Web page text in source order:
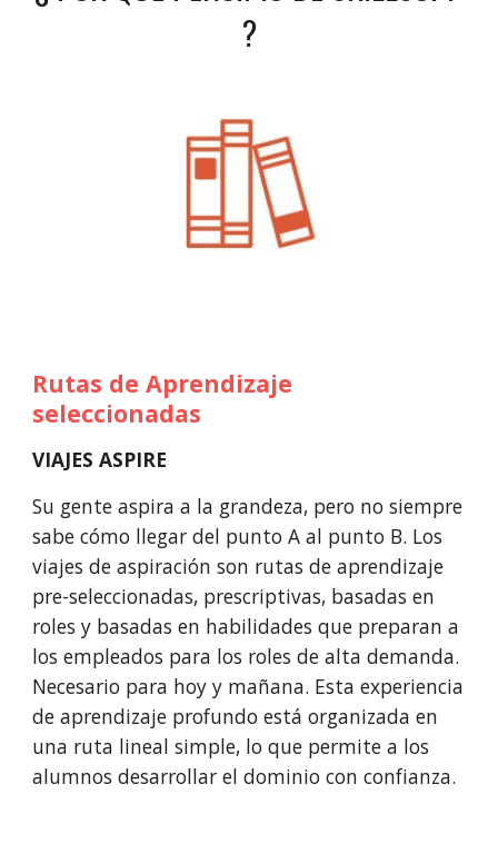
?
Rutas de Aprendizaje
seleccionadas
VIAJES ASPIRE
Su gente aspira a la grandeza, pero no siempre
sabe cómo llegar del punto A al punto B. Los
viajes de aspiración son rutas de aprendizaje
pre-seleccionadas, prescriptivas, basadas en
roles y basadas en habilidades que preparan a
los empleados para los roles de alta demanda.
Necesario para hoy y mañana. Esta experiencia
de aprendizaje profundo está organizada en
una ruta lineal simple, lo que permite a los
alumnos desarrollar el dominio con confianza.